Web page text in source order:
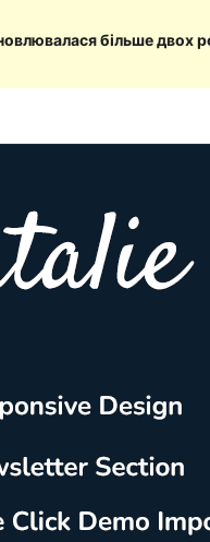
більше двох